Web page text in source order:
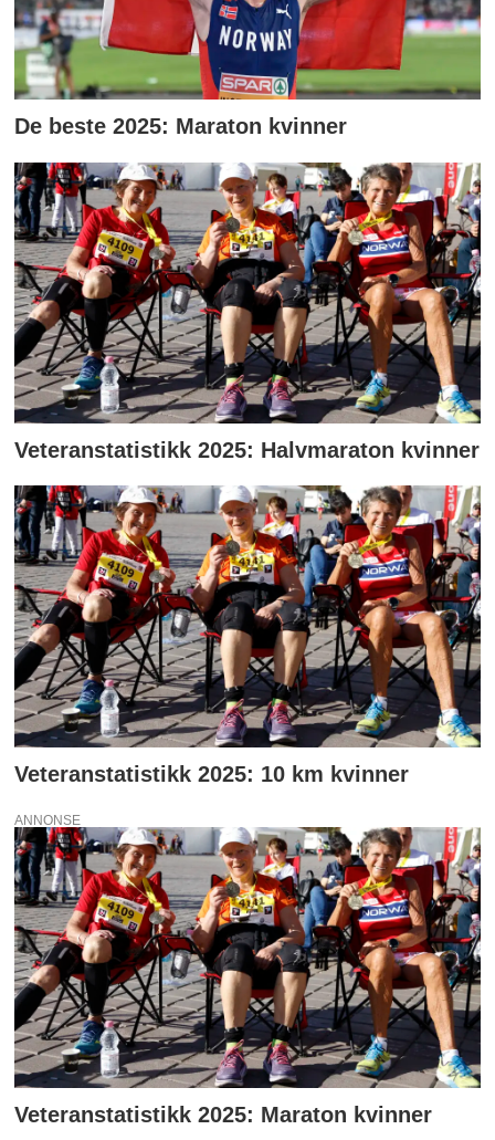
De beste 2025: Maraton kvinner
Veteranstatistikk 2025: Halvmaraton kvinner
Veteranstatistikk 2025: 10 km kvinner
ANNONSE
Veteranstatistikk 2025: Maraton kvinner